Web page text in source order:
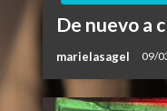
De nuevo a
marielasagel 09/